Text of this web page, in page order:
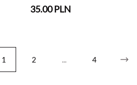
35.00 PLN
1 2 ... 4